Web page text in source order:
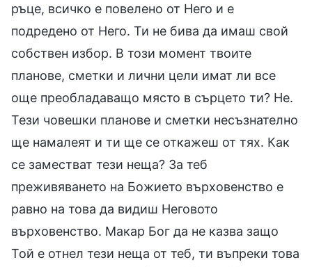
ръце, всичко е повелено от Него и е
подредено от Него. Ти не бива да имаш свой
собствен избор. В този момент твоите
планове, сметки и лични цели имат ли все
още преобладаващо място в сърцето ти? Не.
Тези човешки планове и сметки несъзнателно
ще намалеят и ти ще се откажеш от тях. Как
се заместват тези неща? За теб
преживяването на Божието върховенство е
равно на това да видиш Неговото
върховенство. Макар Бог да не казва защо
Той е отнел тези неща от теб, ти въпреки това